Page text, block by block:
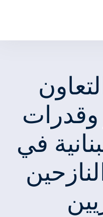
وقدرات
في